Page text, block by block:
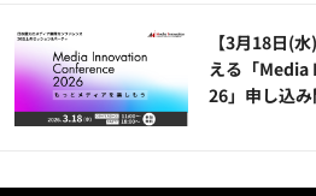
【3月18日(
える「
26」申し込み